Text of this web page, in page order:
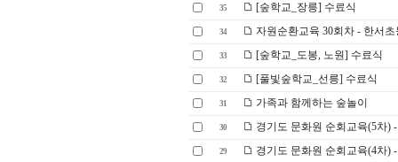
35 [숲학교_장릉] 수료식
34 자원순환교육 30회차 - 한서
33 [숲학교_도봉, 노원] 수료식
32 [풀빛숲학교_선릉] 수료식
31 가족과 함께하는 숲놀이
30 경기도 문화원 순회교육(5차)
29 경기도 문화원 순회교육(4차)